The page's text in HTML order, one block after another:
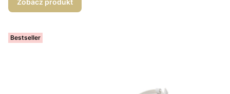
Zobacz produkt
Bestseller